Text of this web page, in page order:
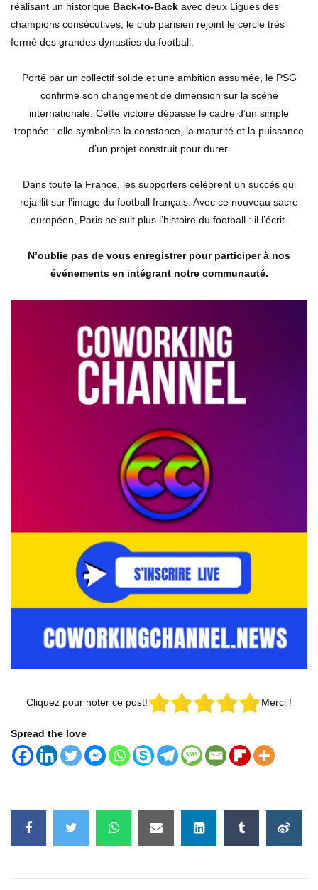
réalisant un historique Back-to-Back avec deux Ligues des
champions consécutives, le club parisien rejoint le cercle très
fermé des grandes dynasties du football.
Porté par un collectif solide et une ambition assumée, le PSG
confirme son changement de dimension sur la scène
internationale. Cette victoire dépasse le cadre d’un simple
trophée : elle symbolise la constance, la maturité et la puissance
d’un projet construit pour durer.
Dans toute la France, les supporters célèbrent un succès qui
rejaillit sur l’image du football français. Avec ce nouveau sacre
européen, Paris ne suit plus l’histoire du football : il l’écrit.
N’oublie pas de vous enregistrer pour participer à nos
événements en intégrant notre communauté.
Cliquez pour noter ce post! Merci !
Spread the love